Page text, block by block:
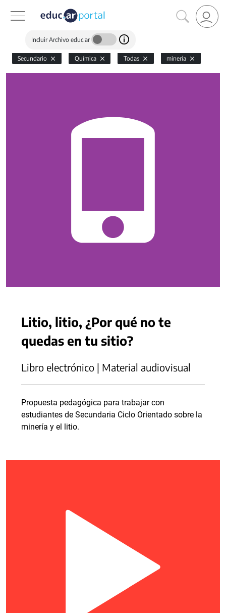
Incluir Archivo educ.ar
Secundario Química Todas minería
Litio, litio, ¿Por qué no te
quedas en tu sitio?
Libro electrónico | Material audiovisual
Propuesta pedagógica para trabajar con
estudiantes de Secundaria Ciclo Orientado sobre la
minería y el litio.